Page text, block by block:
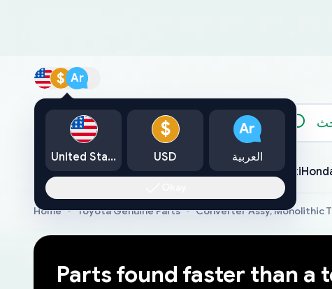
$ Ar
الكتالوج
ToyotaLexusNissanMazdaMitsubishiYamahaSuzuki
Home Toyota Genuine Parts Converter Assy, Monolithic
Parts found faster than a
United States
$
USD
Ar
العربية